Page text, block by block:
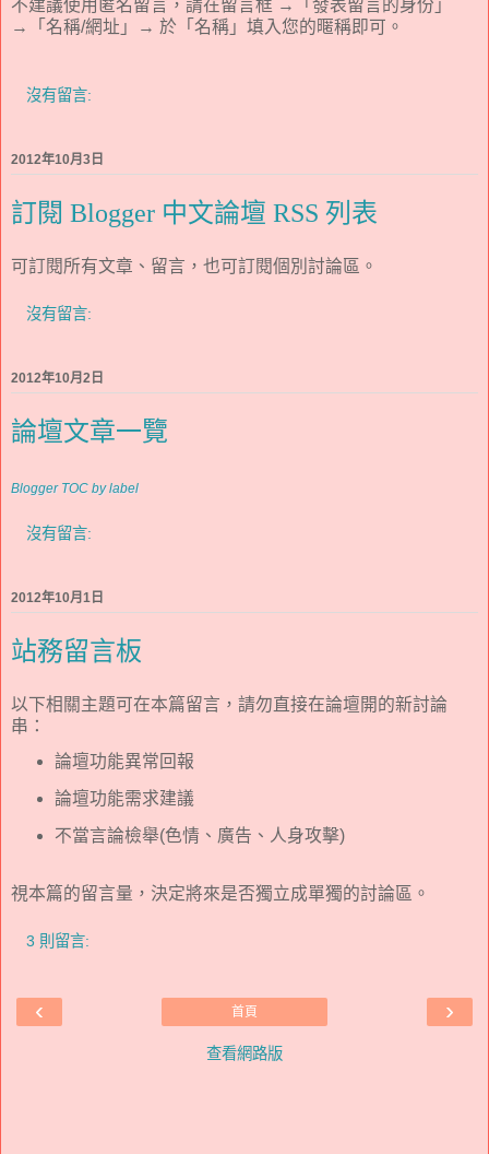
不建議使用匿名留言，請在留言框 →「發表留言的身份」
→「名稱/網址」→ 於「名稱」填入您的暱稱即可。
沒有留言:
2012年10月3日
訂閱 Blogger 中文論壇 RSS 列表
可訂閱所有文章、留言，也可訂閱個別討論區。
沒有留言:
2012年10月2日
論壇文章一覽
Blogger TOC by label
沒有留言:
2012年10月1日
站務留言板
以下相關主題可在本篇留言，請勿直接在論壇開的新討論
串：
論壇功能異常回報
論壇功能需求建議
不當言論檢舉(色情、廣告、人身攻擊)
視本篇的留言量，決定將來是否獨立成單獨的討論區。
3 則留言:
‹ ›
首頁
查看網路版